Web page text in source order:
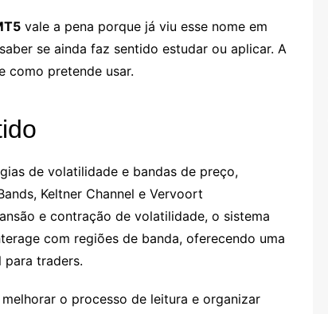
vale a pena porque já viu esse nome em
se ainda faz sentido estudar ou aplicar. A
como pretende usar.
de volatilidade e bandas de preço,
Keltner Channel e Vervoort
e contração de volatilidade, o sistema
com regiões de banda, oferecendo uma
traders.
o processo de leitura e organizar